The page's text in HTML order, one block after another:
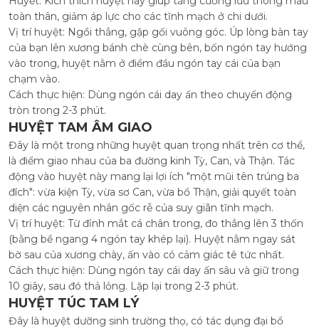
toàn thân, giảm áp lực cho các tĩnh mạch ở chi dưới.
Vị trí huyệt: Ngồi thẳng, gập gối vuông góc. Úp lòng bàn tay
của bạn lên xương bánh chè cùng bên, bốn ngón tay hướng
vào trong, huyệt nằm ở điểm đầu ngón tay cái của bạn
chạm vào.
Cách thực hiện: Dùng ngón cái day ấn theo chuyển động
tròn trong 2-3 phút.
HUYỆT TAM ÂM GIAO
Đây là một trong những huyệt quan trọng nhất trên cơ thể,
là điểm giao nhau của ba đường kinh Tỳ, Can, và Thận. Tác
động vào huyệt này mang lại lợi ích "một mũi tên trúng ba
đích": vừa kiện Tỳ, vừa sơ Can, vừa bổ Thận, giải quyết toàn
diện các nguyên nhân gốc rễ của suy giãn tĩnh mạch.
Vị trí huyệt: Từ đỉnh mắt cá chân trong, đo thẳng lên 3 thốn
(bằng bề ngang 4 ngón tay khép lại). Huyệt nằm ngay sát
bờ sau của xương chày, ấn vào có cảm giác tê tức nhất.
Cách thực hiện: Dùng ngón tay cái day ấn sâu và giữ trong
10 giây, sau đó thả lỏng. Lặp lại trong 2-3 phút.
HUYỆT TÚC TAM LÝ
Đây là huyệt dưỡng sinh trường thọ, có tác dụng đại bổ